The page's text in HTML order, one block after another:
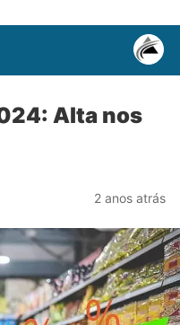
Alta nos
2 anos atrás